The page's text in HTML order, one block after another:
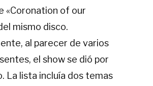
«Coronation of our
mismo disco.
al parecer de varios
el show se dió por
La lista incluía dos temas